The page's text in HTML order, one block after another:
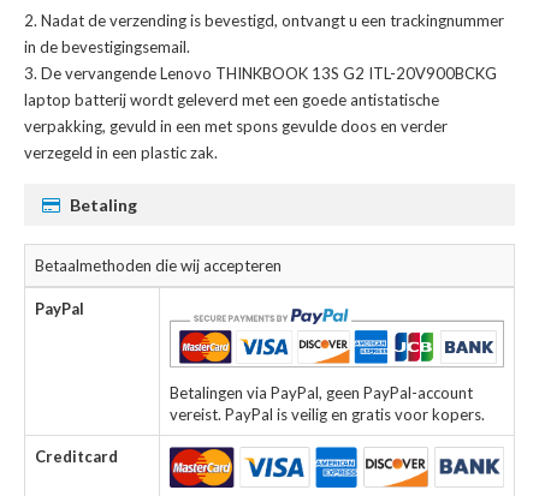
Nadat de verzending is bevestigd, ontvangt u een trackingnummer
in de bevestigingsemail.
Devervangende Lenovo THINKBOOK 13S G2 ITL-20V900BCKG
laptop batterijwordt geleverd met een goede antistatische
verpakking, gevuld in een met spons gevulde doos en verder
verzegeld in een plastic zak.
Betaling
Betaalmethoden die wij accepteren
PayPal
Betalingen via PayPal, geen PayPal-account
vereist. PayPal is veilig en gratis voor kopers.
Creditcard